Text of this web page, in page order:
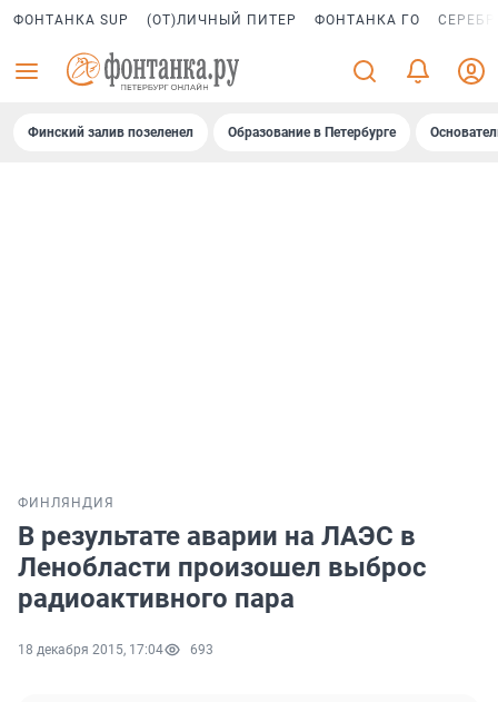
ФОНТАНКА SUP (ОТ)ЛИЧНЫЙ ПИТЕР ФОНТАНКА ГО
Финский залив позеленел Образование в Петербурге
ФИНЛЯНДИЯ
В результате аварии на ЛАЭС в
Ленобласти произошел выброс
радиоактивного пара
18 декабря 2015, 17:04 693